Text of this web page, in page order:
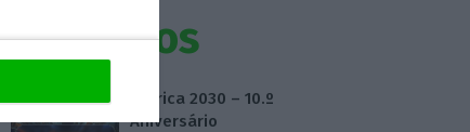
Eventos
Fábrica 2030 – 10.º
Aniversário